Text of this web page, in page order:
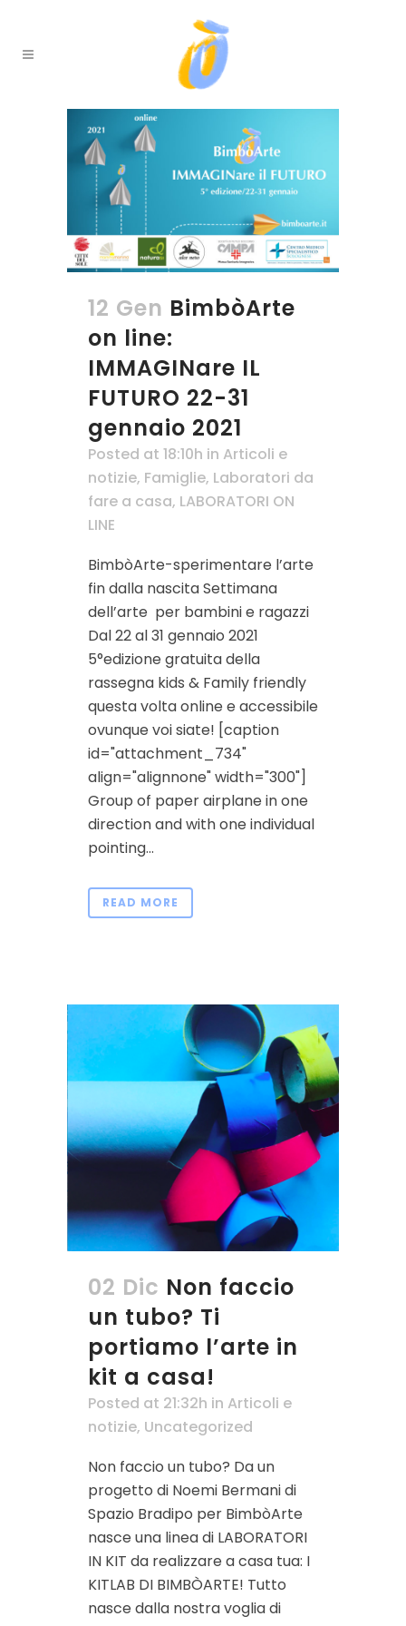
12 Gen BimbòArte
on line:
IMMAGINare IL
FUTURO 22-31
gennaio 2021
Posted at 18:10h in Articoli e
notizie, Famiglie, Laboratori da
fare a casa, LABORATORI ON
LINE
BimbòArte-sperimentare l’arte
fin dalla nascita Settimana
dell’arte per bambini e ragazzi
Dal 22 al 31 gennaio 2021
5°edizione gratuita della
rassegna kids & Family friendly
questa volta online e accessibile
ovunque voi siate! [caption
id="attachment_734"
align="alignnone" width="300"]
Group of paper airplane in one
direction and with one individual
pointing...
READ MORE
02 Dic Non faccio
un tubo? Ti
portiamo l’arte in
kit a casa!
Posted at 21:32h in Articoli e
notizie, Uncategorized
Non faccio un tubo? Da un
progetto di Noemi Bermani di
Spazio Bradipo per BimbòArte
nasce una linea di LABORATORI
IN KIT da realizzare a casa tua: I
KITLAB DI BIMBÒARTE! Tutto
nasce dalla nostra voglia di